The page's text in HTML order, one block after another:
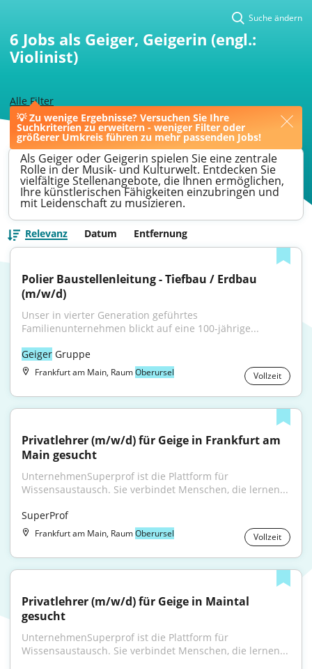
💡 Zu wenige Ergebnisse? Versuchen Sie Ihre
Suchkriterien zu erweitern - weniger Filter oder
größerer Umkreis führen zu mehr passenden Jobs!
Alle Filter
Suche ändern
6 Jobs als Geiger, Geigerin (engl.:
Violinist)
> Oberursel > Geiger
Als Geiger oder Geigerin spielen Sie eine zentrale
Rolle in der Musik- und Kulturwelt. Entdecken Sie
vielfältige Stellenangebote, die Ihnen ermöglichen,
Ihre künstlerischen Fähigkeiten einzubringen und
mit Leidenschaft zu musizieren.
Relevanz Datum Entfernung
Polier Baustellenleitung - Tiefbau / Erdbau
(m/w/d)
Unser in vierter Generation geführtes
Familienunternehmen blickt auf eine 100-jährige...
Geiger Gruppe
Frankfurt am Main, RaumOberursel Vollzeit
Privatlehrer (m/w/d) für Geige in Frankfurt am
Main gesucht
UnternehmenSuperprof ist die Plattform für
Wissensaustausch. Sie verbindet Menschen, die lernen...
SuperProf
Frankfurt am Main, RaumOberursel Vollzeit
Privatlehrer (m/w/d) für Geige in Maintal
gesucht
UnternehmenSuperprof ist die Plattform für
Wissensaustausch. Sie verbindet Menschen, die lernen...